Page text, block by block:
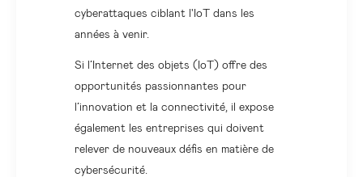
cyberattaques ciblant l'IoT dans les
années à venir.
Si l’Internet des objets (IoT) offre des
opportunités passionnantes pour
l’innovation et la connectivité, il expose
également les entreprises qui doivent
relever de nouveaux défis en matière de
cybersécurité.